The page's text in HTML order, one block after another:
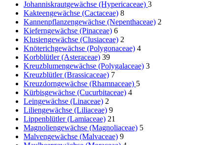
Johanniskrautgewächse (Hypericaceae) 3
Kakteengewächse (Cactaceae) 8
Kannenpflanzengewächse (Nepenthaceae) 2
Kieferngewächse (Pinaceae) 6
Klusiengewächse (Clusiaceae) 2
Knöterichgewächse (Polygonaceae) 4
Korbblütler (Asteraceae) 39
Kreuzblumengewächse (Polygalaceae) 3
Kreuzblütler (Brassicaceae) 7
Kreuzdorngewächse (Rhamnaceae) 5
Kürbisgewächse (Cucurbitaceae) 4
Leingewächse (Linaceae) 2
Liliengewächse (Liliaceae) 9
Lippenblütler (Lamiaceae) 21
Magnoliengewächse (Magnoliaceae) 5
Malvengewächse (Malvaceae) 9